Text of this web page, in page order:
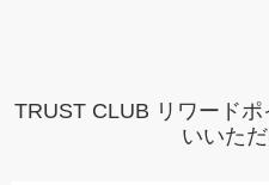
TRUST CLUB リワード
いいただ